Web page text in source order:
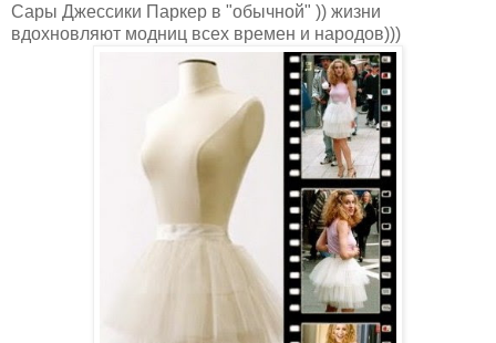
Сары Джессики Паркер в "обычной" )) жизни
вдохновляют модниц всех времен и народов)))